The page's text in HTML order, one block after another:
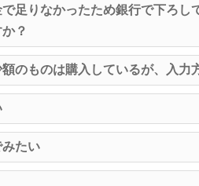
足りなかったため銀行で下ろし
？
のものは購入しているが、入力
たい